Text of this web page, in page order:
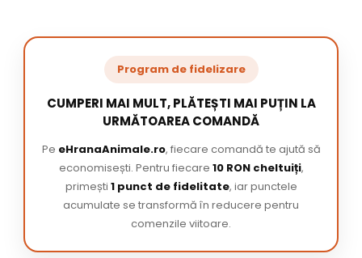
Program de fidelizare
CUMPERI MAI MULT, PLĂTEȘTI MAI PUȚIN LA
URMĂTOAREA COMANDĂ
Pe eHranaAnimale.ro, fiecare comandă te ajută să
economisești. Pentru fiecare 10 RON cheltuiți,
primești 1 punct de fidelitate, iar punctele
acumulate se transformă în reducere pentru
comenzile viitoare.